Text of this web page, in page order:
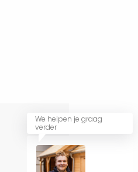
We helpen je graag
verder